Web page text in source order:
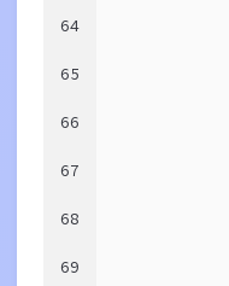
64
65
66
67
68
69